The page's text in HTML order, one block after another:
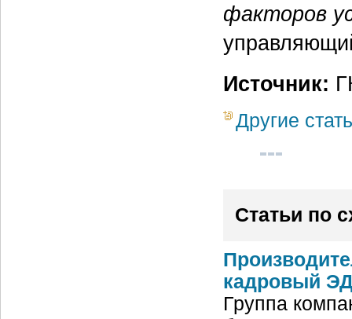
факторов
Источник:
Другие
Статьи по
кадровый
Группа